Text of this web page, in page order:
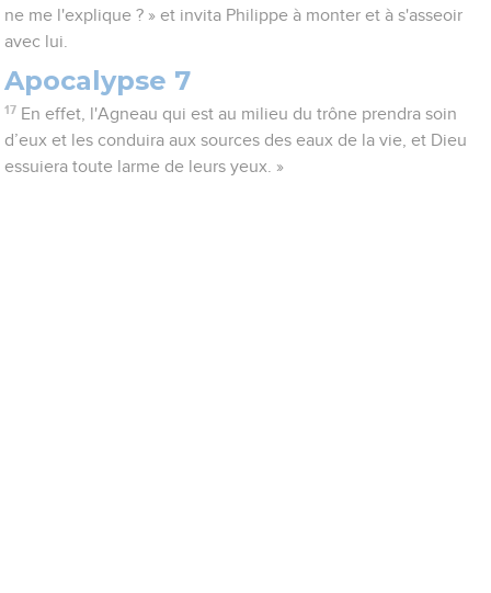
ne me l'explique ? » et invita Philippe à monter et à s'asseoir
avec lui.
Apocalypse 7
17 En effet, l'Agneau qui est au milieu du trône prendra soin
d’eux et les conduira aux sources des eaux de la vie, et Dieu
essuiera toute larme de leurs yeux. »